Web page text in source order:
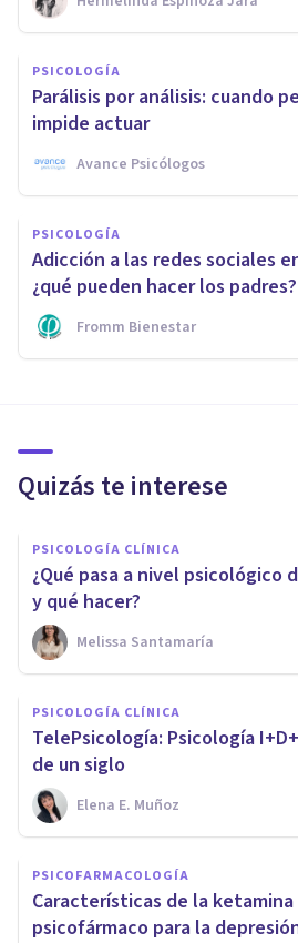
PSICOLOGÍA
Parálisis por análisis: cuando
impide actuar
Avance Psicólogos
PSICOLOGÍA
Adicción a las redes sociales
¿qué pueden hacer los padres?
Fromm Bienestar
Quizás te interese
PSICOLOGÍA CLÍNICA
¿Qué pasa a nivel psicológico
y qué hacer?
Melissa Santamaría
PSICOLOGÍA CLÍNICA
TelePsicología: Psicología
de un siglo
Elena E. Muñoz
PSICOFARMACOLOGÍA
Características de la ketamina
psicofármaco para la